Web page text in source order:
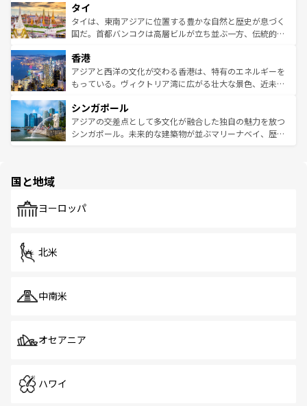
リティに包まれながら、韓国の多彩な魅力を心ゆくまで味
わってみてほしい。 なお、新着の韓国情報はコンテンツ一
覧を参照してほしい。
急速な発展と共に伝統が息づく。ハノイの古い町並みやホ
ーチミン市のフランス統治時代の建物も、独特の雰囲気を
醸し出している。また、バラエティの豊かさとおいしさで
とつ。フォーやバインミー、ベトナムコーヒーなどは、ぜ
ひ現地で味わいたい。どの地域を訪れてもあたたかい人々
が旅行者を迎えてくれるので、きっと忘れられない旅にな
参照してほしい。
タイ
タイは、東南アジアに位置する豊かな自然と歴史が息づく
国だ。首都バンコクは高層ビルが立ち並ぶ一方、伝統的な
の活気が交差している。北部ではチェンマイなどの山岳地
帯で自然と触れ合い、南部ではプーケットやクラビの美し
いビーチでリゾート気分を楽しむことができる。タイ料理
激する。気候は一年中温暖で、どの季節にも異なる楽しみ
が待っている。親しみやすいタイの人々、仏教を中心とし
た文化、そして多様な観光資源が、訪れる旅人を魅了し続
香港
アジアと西洋の文化が交わる香港は、特有のエネルギーを
もっている。ヴィクトリア湾に広がる壮大な景色、近未来
み、どこを訪れても感動するはず。観光スポットが密集し
ており、効率よく見どころを回れるのも魅力。息をのむよ
うな絶景から文化的な体験まで、香港を存分に楽しみ尽く
シンガポール
アジアの交差点として多文化が融合した独自の魅力を放つ
シンガポール。未来的な建築物が並ぶマリーナベイ、歴史
で、ホーカーズは地元の風情を楽しめる外せないスポット
国と地域
ヨーロッパ
北米
中南米
オセアニア
ハワイ